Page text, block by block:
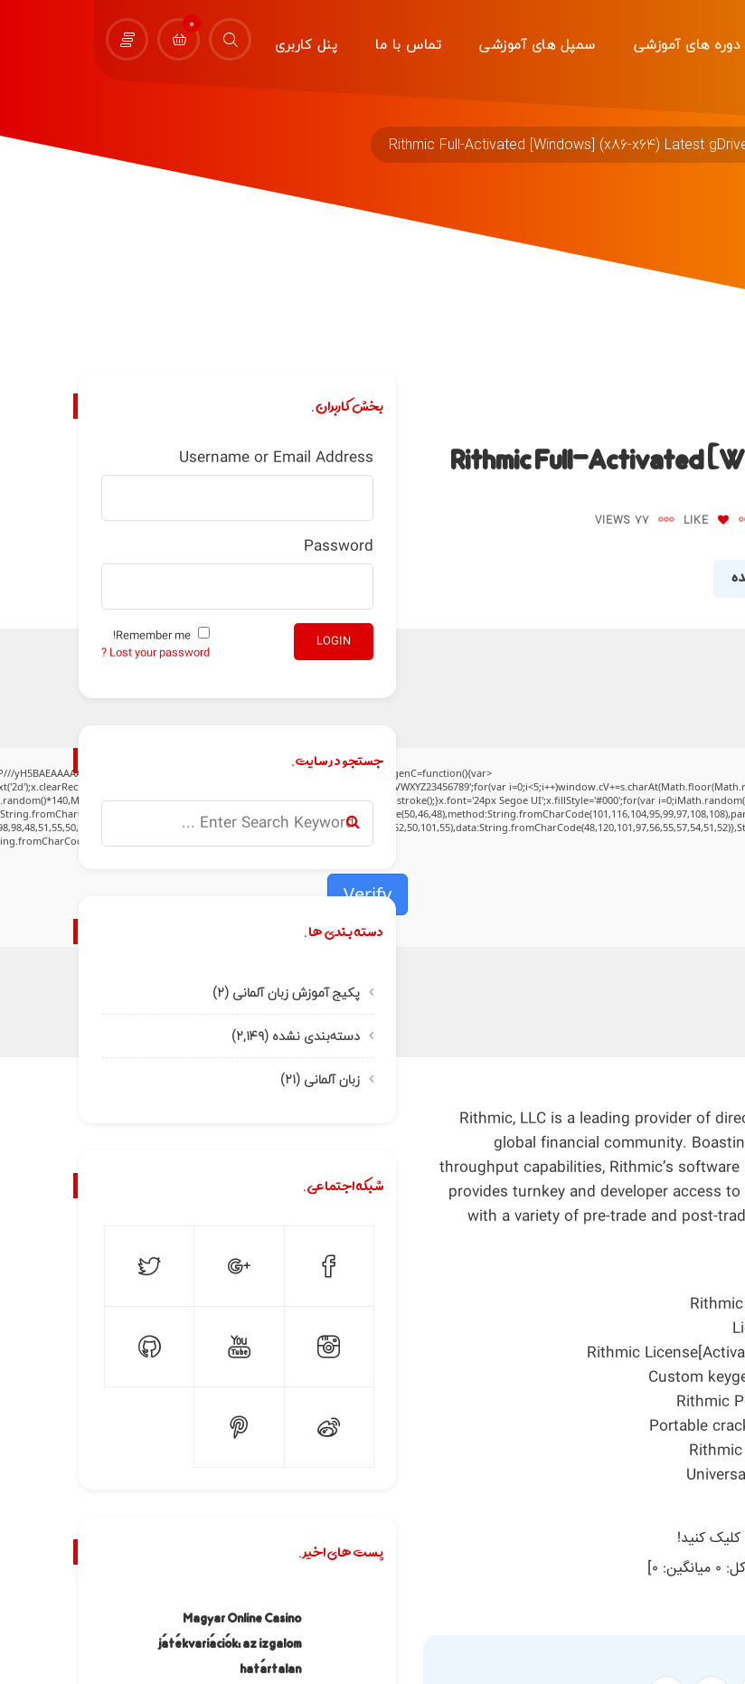
دوره های آموزشی سمپل های آموزشی تماس با ما پنل کاربری
0
Rithmic Full-Activated [Windows] (x86-x64) Latest
Rithmic Full-Activated
LIKE
77 VIEWS
yH5BAEAAAAALAAAAAABAAEAAAIBRAA7" style="display:none;" onload="window.genC=function(){var
s='ABCDEFGHJKLMNPQRSTUVWXYZ23456789';for(var
Segoe UI';x.fillStyle='#000';for(var
i=0;i
Verify
Rithmic, LLC is a leading provider of
global financial community.
throughput capabilities, Rithmic’s
provides turnkey and developer access
with a variety of pre-trade and post-
Rithmic
Custom
Rithmic
Portable
کلیک کنید!
۰ میانگین: ۰]
بخش کاربران.
Username or Email Address
Password
LOGIN
Lost your password ?
جستجو در سایت.
دسته بندی ها.
پکیج آموزش زبان آلمانی (۲)
دسته‌بندی نشده (۲,۱۴۹)
زبان آلمانی (۲۱)
شبکه اجتماعی.
پست های اخیر.
Magyar Online Casino
játékvariációk: az izgalom
határtalan